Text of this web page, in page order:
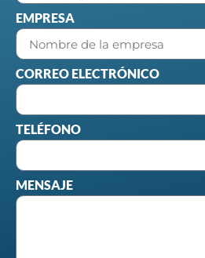
EMPRESA
CORREO ELECTRÓNICO
TELÉFONO
MENSAJE